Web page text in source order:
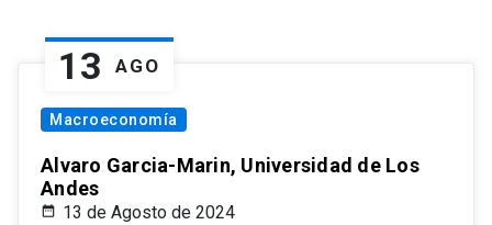
13 AGO
Macroeconomía
Alvaro Garcia-Marin, Universidad de Los
Andes
13 de Agosto de 2024